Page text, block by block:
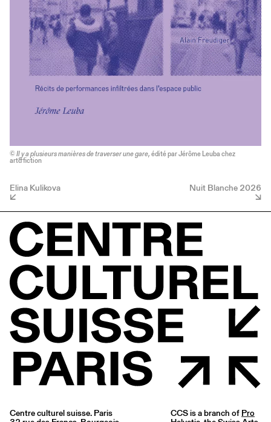
©Il y a plusieurs manières de traverser une gare, édité par Jérôme Leuba chez
art&fiction
Elina Kulikova Nuit Blanche 2026
Centre culturel suisse. Paris CCS is a branch of Pro